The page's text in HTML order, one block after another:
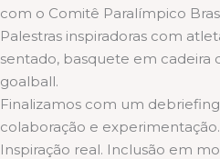
com o Comitê Paralímpico
Palestras inspiradoras com
sentado, basquete em cadeira
goalball.
Finalizamos com um
colaboração e experimentação.
Inspiração real. Inclusão em